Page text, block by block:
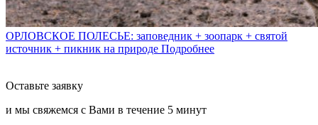
ОРЛОВСКОЕ ПОЛЕСЬЕ: заповедник + зоопарк + святой
источник + пикник на природе Подробнее
Оставьте заявку
и мы свяжемся с Вами в течение 5 минут